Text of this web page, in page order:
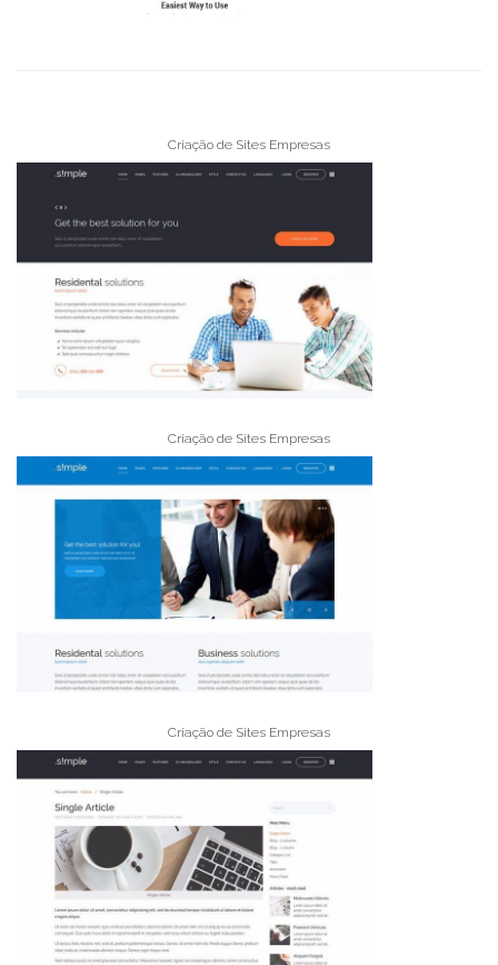
Criação de Sites Empresas
Criação de Sites Empresas
Criação de Sites Empresas